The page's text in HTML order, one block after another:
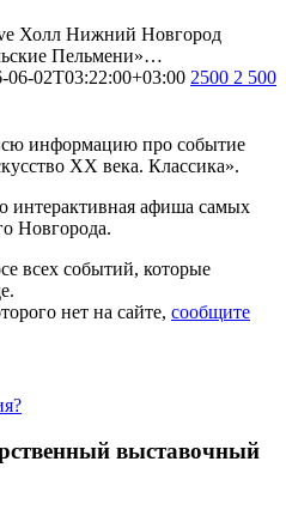
Холл Нижний Новгород
Пельмени»…
06-02T03:22:00+03:00 2500 2 500
информацию про событие
XX века. Классика».
афиша самых
Новгорода.
всех событий, которые
нет на сайте, сообщите
выставочный